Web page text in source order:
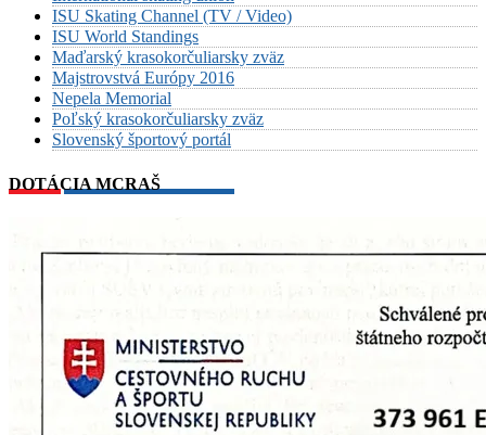
ISU Skating Channel (TV / Video)
ISU World Standings
Maďarský krasokorčuliarsky zväz
Majstrovstvá Európy 2016
Nepela Memorial
Poľský krasokorčuliarsky zväz
Slovenský športový portál
DOTÁCIA MCRAŠ